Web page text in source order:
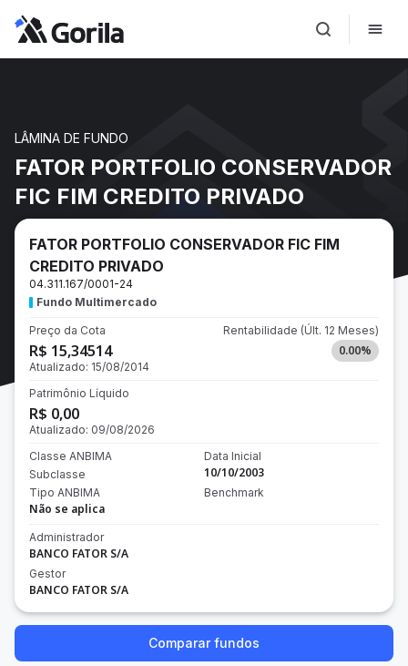
LÂMINA DE FUNDO
FATOR PORTFOLIO CONSERVADOR
FIC FIM CREDITO PRIVADO
FATOR PORTFOLIO CONSERVADOR FIC FIM
CREDITO PRIVADO
04.311.167/0001-24
Fundo Multimercado
Preço da Cota
R$ 15,34514
Atualizado: 15/08/2014
Rentabilidade (Últ. 12 Meses)
0.00%
Patrimônio Líquido
R$ 0,00
Atualizado: 09/08/2026
Classe ANBIMA
Subclasse
Tipo ANBIMA
Não se aplica
Data Inicial
10/10/2003
Benchmark
Administrador
BANCO FATOR S/A
Gestor
BANCO FATOR S/A
Comparar fundos